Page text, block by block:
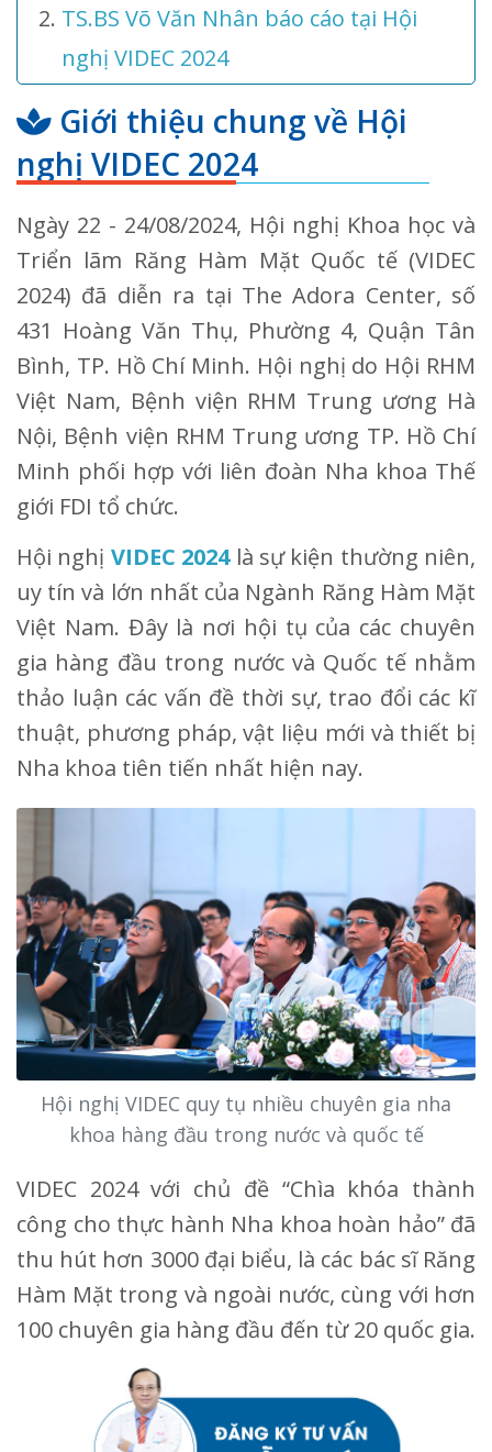
TS.BS Võ Văn Nhân báo cáo tại Hội
nghị VIDEC 2024
Giới thiệu chung về Hội
nghị VIDEC 2024
Ngày 22 - 24/08/2024, Hội nghị Khoa học và
Triển lãm Răng Hàm Mặt Quốc tế (VIDEC
2024) đã diễn ra tại The Adora Center, số
431 Hoàng Văn Thụ, Phường 4, Quận Tân
Bình, TP. Hồ Chí Minh. Hội nghị do Hội RHM
Việt Nam, Bệnh viện RHM Trung ương Hà
Nội, Bệnh viện RHM Trung ương TP. Hồ Chí
Minh phối hợp với liên đoàn Nha khoa Thế
giới FDI tổ chức.
Hội nghị VIDEC 2024là sự kiện thường niên,
uy tín và lớn nhất của Ngành Răng Hàm Mặt
Việt Nam. Đây là nơi hội tụ của các chuyên
gia hàng đầu trong nước và Quốc tế nhằm
thảo luận các vấn đề thời sự, trao đổi các kĩ
thuật, phương pháp, vật liệu mới và thiết bị
Nha khoa tiên tiến nhất hiện nay.
Hội nghị VIDEC quy tụ nhiều chuyên gia nha
khoa hàng đầu trong nước và quốc tế
VIDEC 2024 với chủ đề “Chìa khóa thành
công cho thực hành Nha khoa hoàn hảo” đã
thu hút hơn 3000 đại biểu, là các bác sĩ Răng
Hàm Mặt trong và ngoài nước, cùng với hơn
100 chuyên gia hàng đầu đến từ 20 quốc gia.